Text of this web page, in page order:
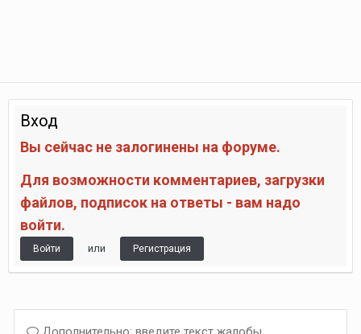
Вход
Вы сейчас не залогинены на форуме.
Для возможности комментариев, загрузки
файлов, подписок на ответы - вам надо
войти.
Войти или Регистрация